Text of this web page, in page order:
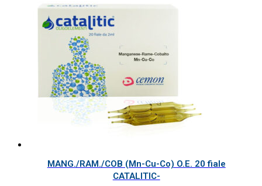
MANG./RAM./COB (Mn-Cu-Co) O.E. 20 fiale
CATALITIC-